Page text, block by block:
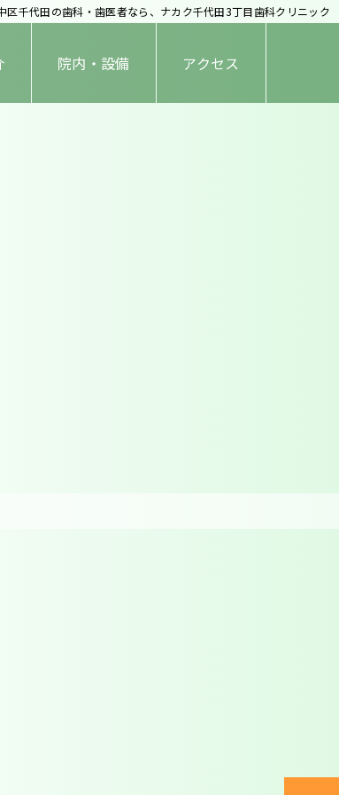
区千代田の歯科・歯医者なら、ナカク千代田3丁目歯科クリニック
院内・設備 アクセス